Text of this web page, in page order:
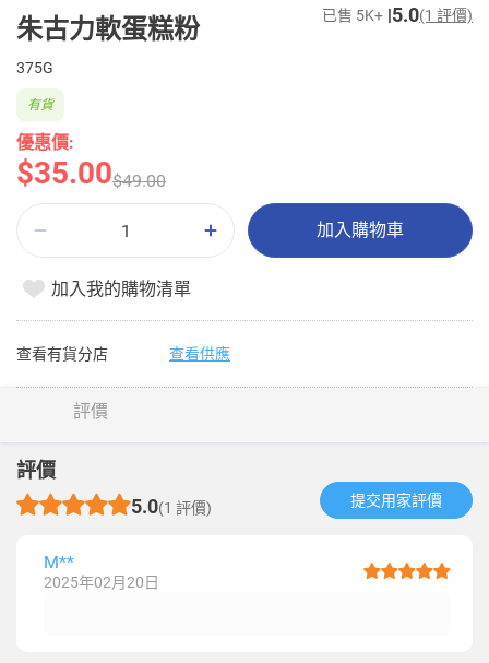
朱古力軟蛋糕粉 已售 5K+ 5.0(1 評價)
375G
優惠價:
$35.00$49.00
有貨
加入購物車
加入我的購物清單
查看有貨分店 查看供應
評價
評價
5.0(1 評價) 提交用家評價​
M**
2025年02月20日